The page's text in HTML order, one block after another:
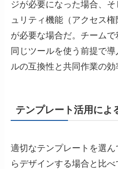
ジが必要になった場合、
ュリティ機能（アクセス権
が必要な場合だ。チーム
同じツールを使う前提で
ルの互換性と共同作業の効
テンプレート活用によ
適切なテンプレートを選
らデザインする場合と比